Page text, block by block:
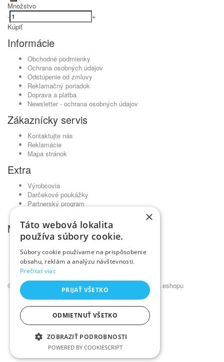
Množstvo
-
+
Kúpiť
Informácie
Obchodné podmienky
Ochrana osobných údajov
Odstúpenie od zmluvy
Reklamačný poriadok
Doprava a platba
Newsletter - ochrana osobných údajov
Zákaznícky servis
Kontaktujte nás
Reklamácie
Mapa stránok
Extra
Výrobcovia
Darčekové poukážky
Partnerský program
Môj účet
História objednávok
Obľúbené produkty
Novinky
© Kadernícky veľkoobchod •NajReklama.sk - tvorba eshopu
×
Táto webová lokalita
používa súbory cookie.
Súbory cookie používame na prispôsobenie
obsahu, reklám a analýzu návštevnosti.
Prečítať viac
PRIJAŤ VŠETKO
ODMIETNUŤ VŠETKO
ZOBRAZIŤ PODROBNOSTI
POWERED BY COOKIESCRIPT